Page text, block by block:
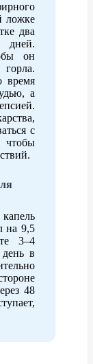
ложке
два
дней.
он
время
а
с
чтобы
на 9,5
3–4
в
48